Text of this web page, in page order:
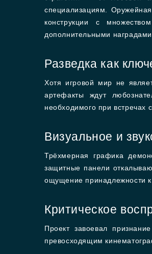
специализациям.
конструкции с
дополнительными
Разведка как
Хотя игровой мир не
артефакты ждут
необходимого при встречах
Визуальное и
Трёхмерная графика
защитные панели
ощущение принадлежности к
Критическое
Проект завоевал
превосходящим